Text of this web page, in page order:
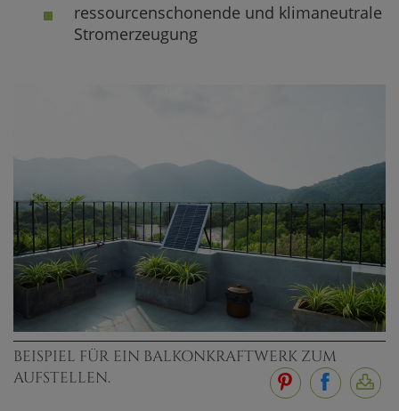
ressourcenschonende und klimaneutrale
Stromerzeugung
BEISPIEL FÜR EIN BALKONKRAFTWERK ZUM
AUFSTELLEN.